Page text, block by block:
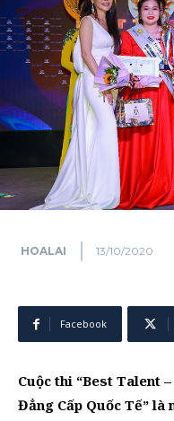
HOALAI 13/10/2020
Facebook
Cuộc thi “Best Talent
Đẳng Cấp Quốc Tế”